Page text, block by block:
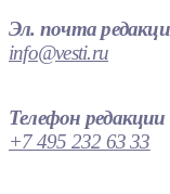
Эл. почта
info@vesti.ru
Телефон редакции
+7 495 232 63 33